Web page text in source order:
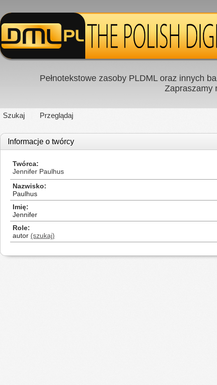
Pełnotekstowe zasoby PLDML oraz innych
Zapraszamy
Szukaj Przeglądaj
Informacje o twórcy
Twórca
Jennifer Paulhus
Nazwisko
Paulhus
Imię
Jennifer
Role
autor (szukaj)